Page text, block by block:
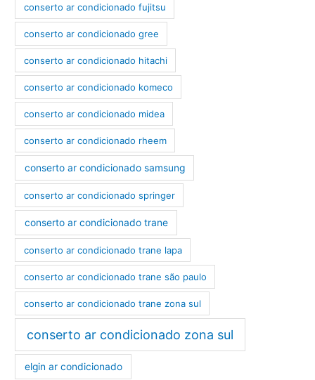
conserto ar condicionado fujitsu
conserto ar condicionado gree
conserto ar condicionado hitachi
conserto ar condicionado komeco
conserto ar condicionado midea
conserto ar condicionado rheem
conserto ar condicionado samsung
conserto ar condicionado springer
conserto ar condicionado trane
conserto ar condicionado trane lapa
conserto ar condicionado trane são paulo
conserto ar condicionado trane zona sul
conserto ar condicionado zona sul
elgin ar condicionado